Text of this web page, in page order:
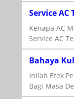
Service AC
Kenapa AC
Service AC
Bahaya
Inilah Efek
Bagi Masa